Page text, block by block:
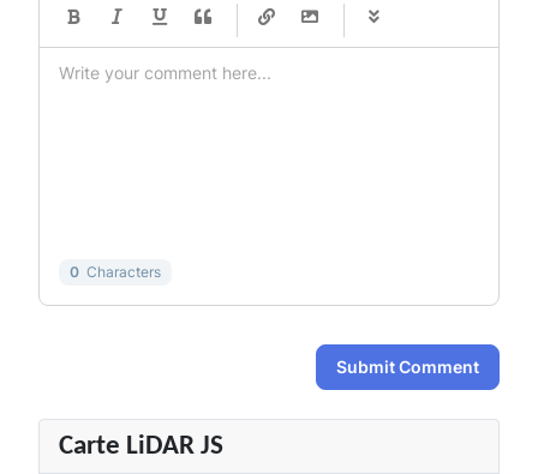
-
-
-
-
0 Characters
Submit Comment
Carte LiDAR JS